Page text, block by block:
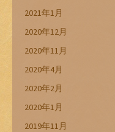
2021年1月
2020年12月
2020年11月
2020年4月
2020年2月
2020年1月
2019年11月